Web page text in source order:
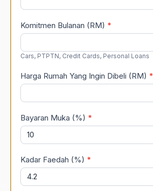
Komitmen Bulanan (RM) *
Cars, PTPTN, Credit Cards, Personal Loans
Harga Rumah Yang Ingin Dibeli (RM) *
Bayaran Muka (%) *
Kadar Faedah (%) *